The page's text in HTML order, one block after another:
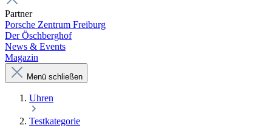
Partner
Porsche Zentrum Freiburg
Der Öschberghof
News & Events
Magazin
Menü schließen
Uhren
Testkategorie